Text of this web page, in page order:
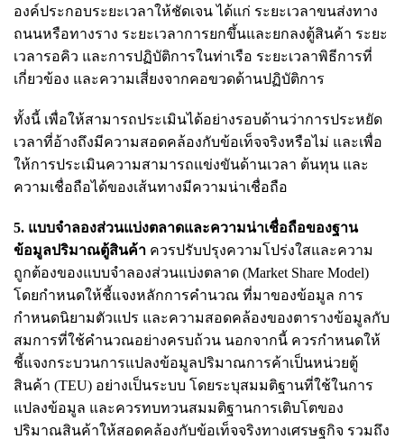
องค์ประกอบระยะเวลาให้ชัดเจน ได้แก่ ระยะเวลาขนส่งทาง
ถนนหรือทางราง ระยะเวลาการยกขึ้นและยกลงตู้สินค้า ระยะ
เวลารอคิว และการปฏิบัติการในท่าเรือ ระยะเวลาพิธีการที่
เกี่ยวข้อง และความเสี่ยงจากคอขวดด้านปฏิบัติการ
ทั้งนี้ เพื่อให้สามารถประเมินได้อย่างรอบด้านว่าการประหยัด
เวลาที่อ้างถึงมีความสอดคล้องกับข้อเท็จจริงหรือไม่ และเพื่อ
ให้การประเมินความสามารถแข่งขันด้านเวลา ต้นทุน และ
ความเชื่อถือได้ของเส้นทางมีความน่าเชื่อถือ
5. แบบจำลองส่วนแบ่งตลาดและความน่าเชื่อถือของฐาน
ข้อมูลปริมาณตู้สินค้า ควรปรับปรุงความโปร่งใสและความ
ถูกต้องของแบบจำลองส่วนแบ่งตลาด (Market Share Model)
โดยกำหนดให้ชี้แจงหลักการคำนวณ ที่มาของข้อมูล การ
กำหนดนิยามตัวแปร และความสอดคล้องของตารางข้อมูลกับ
สมการที่ใช้คำนวณอย่างครบถ้วน นอกจากนี้ ควรกำหนดให้
ชี้แจงกระบวนการแปลงข้อมูลปริมาณการค้าเป็นหน่วยตู้
สินค้า (TEU) อย่างเป็นระบบ โดยระบุสมมติฐานที่ใช้ในการ
แปลงข้อมูล และควรทบทวนสมมติฐานการเติบโตของ
ปริมาณสินค้าให้สอดคล้องกับข้อเท็จจริงทางเศรษฐกิจ รวมถึง